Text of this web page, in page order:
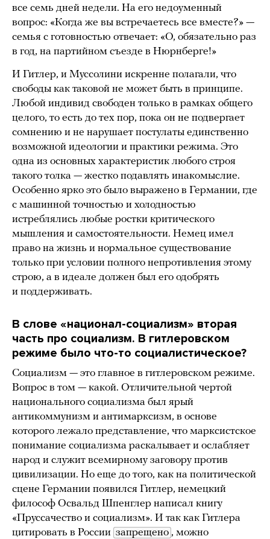
все семь дней недели. На его недоуменный
вопрос: «Когда же вы встречаетесь все вместе?» —
семья с готовностью отвечает: «О, обязательно раз
в год, на партийном съезде в Нюрнберге!»
И Гитлер, и Муссолини искренне полагали, что
свободы как таковой не может быть в принципе.
Любой индивид свободен только в рамках общего
целого, то есть до тех пор, пока он не подвергает
сомнению и не нарушает постулаты единственно
возможной идеологии и практики режима. Это
одна из основных характеристик любого строя
такого толка — жестко подавлять инакомыслие.
Особенно ярко это было выражено в Германии, где
с машинной точностью и холодностью
истреблялись любые ростки критического
мышления и самостоятельности. Немец имел
право на жизнь и нормальное существование
только при условии полного непротивления этому
строю, а в идеале должен был его одобрять
и поддерживать.
В слове «национал-социализм» вторая
часть про социализм. В гитлеровском
режиме было что-то социалистическое?
Социализм — это главное в гитлеровском режиме.
Вопрос в том — какой. Отличительной чертой
национального социализма был ярый
антикоммунизм и антимарксизм, в основе
которого лежало представление, что марксистское
понимание социализма раскалывает и ослабляет
народ и служит всемирному заговору против
цивилизации. Но еще до того, как на политической
сцене Германии появился Гитлер, немецкий
философ Освальд Шпенглер написал книгу
«Пруссачество и социализм». И так как Гитлера
цитировать в России запрещено , можно